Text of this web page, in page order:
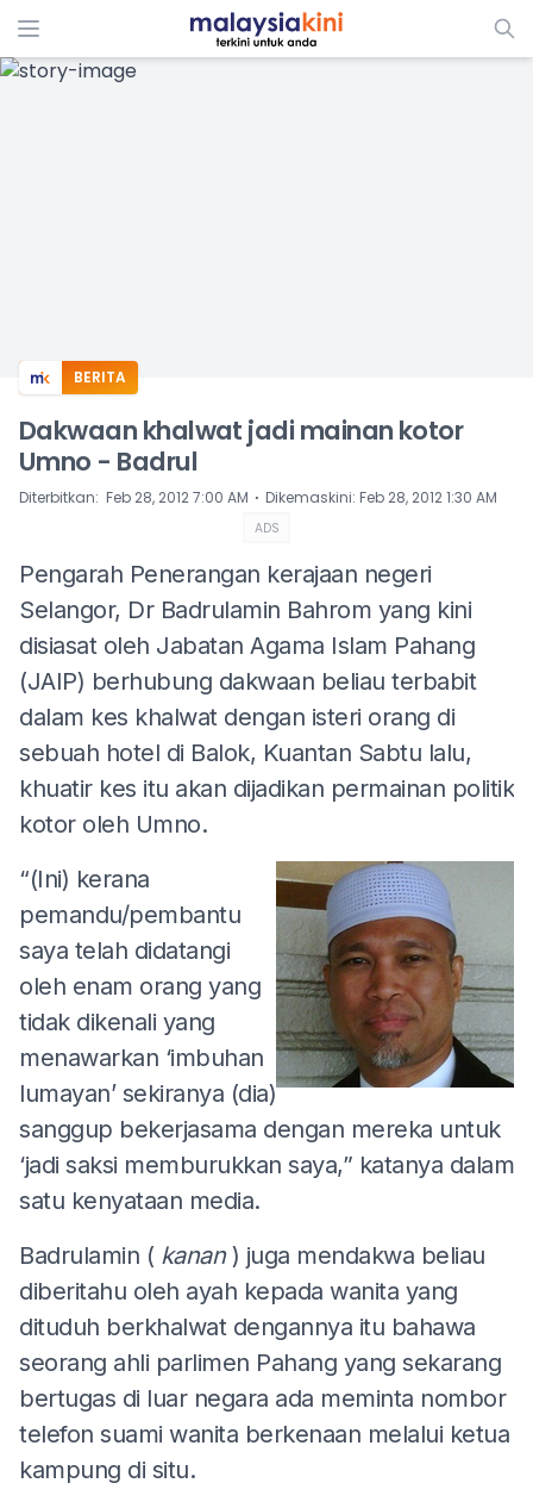
ADS
BERITA
Dakwaan khalwat jadi mainan kotor
Umno - Badrul
Diterbitkan: Feb 28, 2012 7:00 AM ⋅ Dikemaskini: Feb 28, 2012 1:30 AM
ADS
Pengarah Penerangan kerajaan negeri
Selangor, Dr Badrulamin Bahrom yang kini
disiasat oleh Jabatan Agama Islam Pahang
(JAIP) berhubung dakwaan beliau terbabit
dalam kes khalwat dengan isteri orang di
sebuah hotel di Balok, Kuantan Sabtu lalu,
khuatir kes itu akan dijadikan permainan politik
kotor oleh Umno.
“(Ini) kerana
pemandu/pembantu
saya telah didatangi
oleh enam orang yang
tidak dikenali yang
menawarkan ‘imbuhan
lumayan’ sekiranya (dia)
sanggup bekerjasama dengan mereka untuk
‘jadi saksi memburukkan saya,” katanya dalam
satu kenyataan media.
Badrulamin ( kanan) juga mendakwa beliau
diberitahu oleh ayah kepada wanita yang
dituduh berkhalwat dengannya itu bahawa
seorang ahli parlimen Pahang yang sekarang
bertugas di luar negara ada meminta nombor
telefon suami wanita berkenaan melalui ketua
kampung di situ.